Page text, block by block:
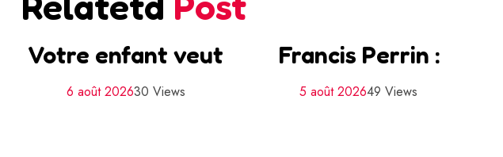
Votre enfant veut
6 août 202630 Views
Francis Perrin :
5 août 202649 Views